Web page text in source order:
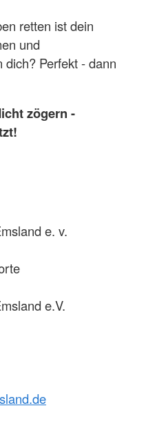
retten ist dein
und
dich? Perfekt - dann
zögern -
e. v.
e.V.